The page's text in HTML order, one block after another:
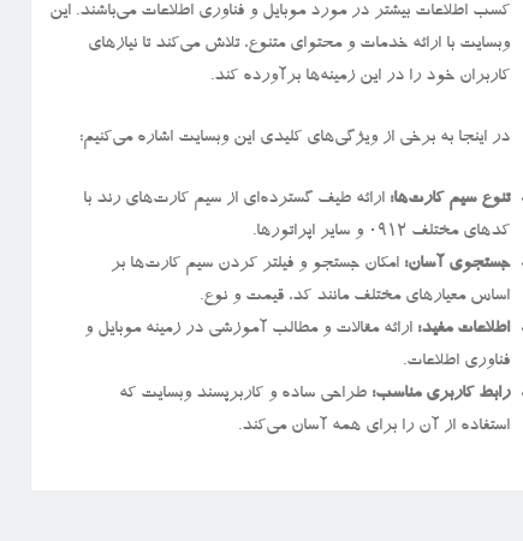
کسب اطلاعات بیشتر در مورد موبایل و فناوری اطلاعات می‌باشند. این
وبسایت با ارائه خدمات و محتوای متنوع، تلاش می‌کند تا نیازهای
کاربران خود را در این زمینه‌ها برآورده کند.
در اینجا به برخی از ویژگی‌های کلیدی این وبسایت اشاره می‌کنیم:
تنوع سیم کارت‌ها: ارائه طیف گسترده‌ای از سیم کارت‌های رند با
کدهای مختلف ۰۹۱۲ و سایر اپراتورها.
جستجوی آسان: امکان جستجو و فیلتر کردن سیم کارت‌ها بر
اساس معیارهای مختلف مانند کد، قیمت و نوع.
اطلاعات مفید: ارائه مقالات و مطالب آموزشی در زمینه موبایل و
فناوری اطلاعات.
رابط کاربری مناسب: طراحی ساده و کاربرپسند وبسایت که
استفاده از آن را برای همه آسان می‌کند.